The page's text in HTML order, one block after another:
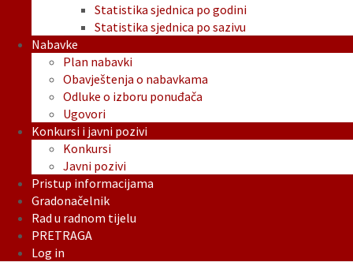
Statistika sjednica po godini
Statistika sjednica po sazivu
Nabavke
Plan nabavki
Obavještenja o nabavkama
Odluke o izboru ponuđača
Ugovori
Konkursi i javni pozivi
Konkursi
Javni pozivi
Pristup informacijama
Gradonačelnik
Rad u radnom tijelu
PRETRAGA
Log in